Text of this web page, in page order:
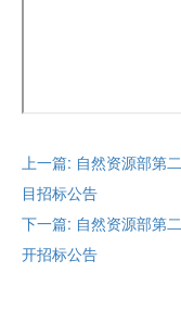
上一篇: 自然资源部第
目招标公告
下一篇: 自然资源部第
开招标公告